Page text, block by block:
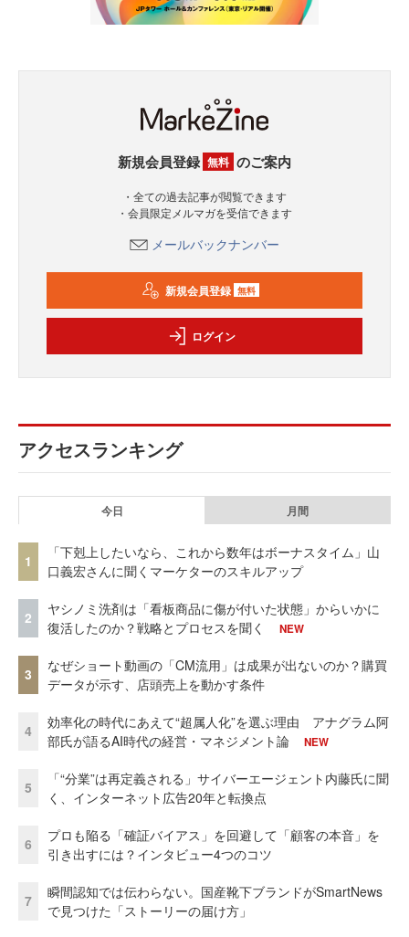
新規会員登録 無料 のご案内
・全ての過去記事が閲覧できます
・会員限定メルマガを受信できます
メールバックナンバー
新規会員登録 無料
ログイン
アクセスランキング
今日 月間
1
「下剋上したいなら、これから数年はボーナスタイム」山
口義宏さんに聞くマーケターのスキルアップ
2
ヤシノミ洗剤は「看板商品に傷が付いた状態」からいかに
復活したのか？戦略とプロセスを聞く
NEW
3
なぜショート動画の「CM流用」は成果が出ないのか？購買
データが示す、店頭売上を動かす条件
4
効率化の時代にあえて“超属人化”を選ぶ理由 アナグラム阿
部氏が語るAI時代の経営・マネジメント論
NEW
5
「“分業”は再定義される」サイバーエージェント内藤氏に聞
く、インターネット広告20年と転換点
6
プロも陥る「確証バイアス」を回避して「顧客の本音」を
引き出すには？インタビュー4つのコツ
7
瞬間認知では伝わらない。国産靴下ブランドがSmartNews
で見つけた「ストーリーの届け方」